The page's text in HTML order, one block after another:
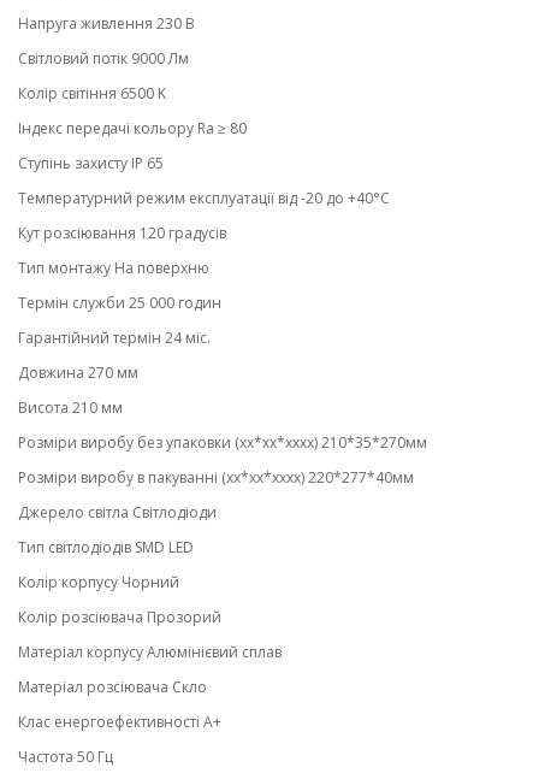
Напруга живлення 230 В
Світловий потік 9000 Лм
Колір світіння 6500 K
Індекс передачі кольору Ra ≥ 80
Ступінь захисту IP 65
Температурний режим експлуатації від -20 до +40°С
Кут розсіювання 120 градусів
Тип монтажу На поверхню
Термін служби 25 000 годин
Гарантійний термін 24 міс.
Довжина 270 мм
Висота 210 мм
Розміри виробу без упаковки (хх*хх*хххх) 210*35*270мм
Розміри виробу в пакуванні (хх*хх*хххх) 220*277*40мм
Джерело світла Світлодіоди
Тип світлодіодів SMD LED
Колір корпусу Чорний
Колір розсіювача Прозорий
Матеріал корпусу Алюмінієвий сплав
Матеріал розсіювача Скло
Клас енергоефективності А+
Частота 50 Гц